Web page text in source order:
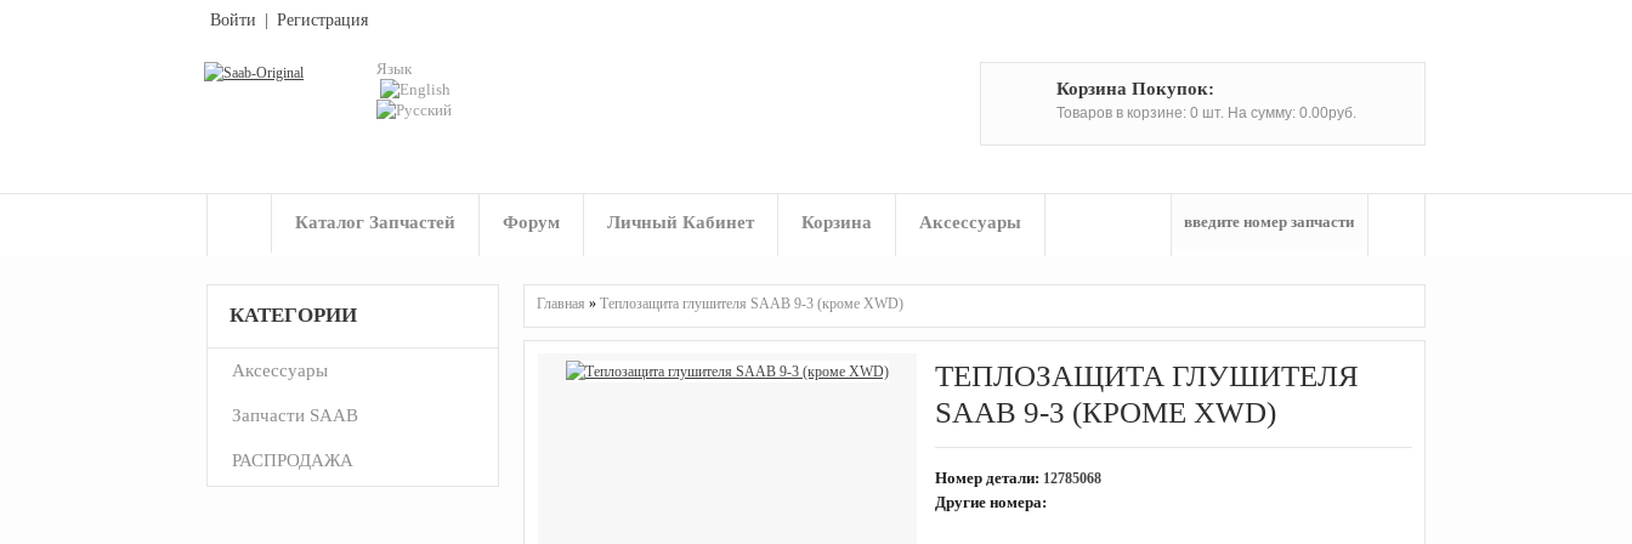
Войти Регистрация
Корзина Покупок:
Товаров в корзине: 0 шт. На сумму: 0.00руб.
Язык
Каталог Запчастей Форум Личный Кабинет Корзина Аксессуары
КАТЕГОРИИ
Аксессуары
Запчасти SAAB
РАСПРОДАЖА
Главная » Теплозащита глушителя SAAB 9-3 (кроме XWD)
ТЕПЛОЗАЩИТА ГЛУШИТЕЛЯ
SAAB 9-3 (КРОМЕ XWD)
Номер детали: 12785068
Другие номера: